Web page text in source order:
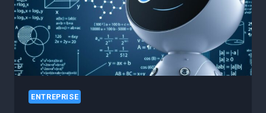
DE
CYBERSÉCURITÉ
ENTREPRISE